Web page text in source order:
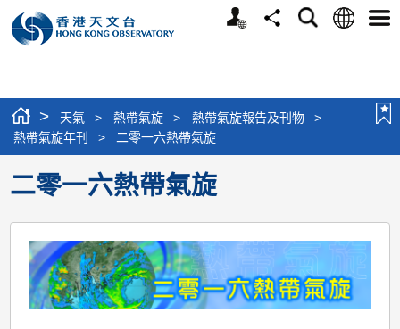
個
分
搜
語
選
> 天氣 > 熱帶氣旋 > 熱帶氣旋報告及刊物
>
熱帶氣旋年刊
> 二零一六熱帶氣旋
二零一六熱帶氣旋